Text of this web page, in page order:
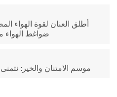
أطلق العنان لقوة الهواء
ضواغط الهواء
موسم الامتنان والخير: